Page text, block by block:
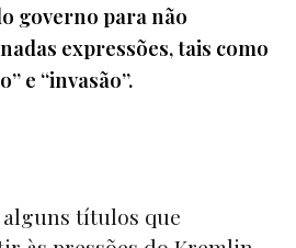
governo para não
expressões, tais como
e “invasão”.
títulos que